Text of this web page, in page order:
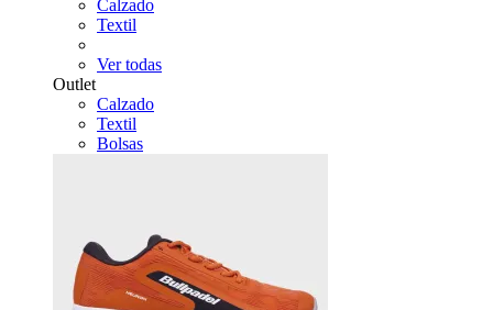
Calzado
Textil
Ver todas
Outlet
Calzado
Textil
Bolsas